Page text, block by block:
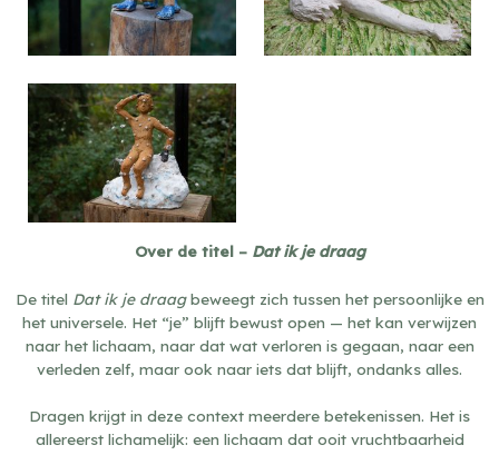
Sensitive niple, 2022
Over de titel – Dat ik je draag
De titel Dat ik je draagbeweegt zich tussen het persoonlijke en
het universele. Het “je” blijft bewust open — het kan verwijzen
naar het lichaam, naar dat wat verloren is gegaan, naar een
verleden zelf, maar ook naar iets dat blijft, ondanks alles.
Dragen krijgt in deze context meerdere betekenissen. Het is
allereerst lichamelijk: een lichaam dat ooit vruchtbaarheid